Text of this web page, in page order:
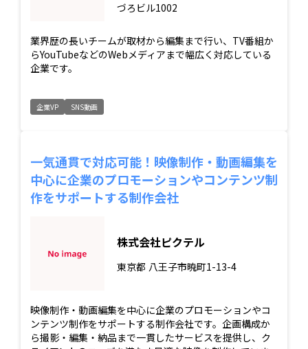
づろビル1002
業界歴の長いチームが取材から編集まで行い、TV番組か
らYouTubeなどのWebメディアまで幅広く対応している
企業です。
企業VP SNS動画
一気通貫で対応可能！映像制作・動画編集を
中心に企業のプロモーションやコンテンツ制
作をサポートする制作会社
株式会社ピクテル
東京都 八王子市暁町1-13-4
映像制作・動画編集を中心に企業のプロモーションやコ
ンテンツ制作をサポートする制作会社です。企画構成か
ら撮影・編集・納品まで一貫したサービスを提供し、ク